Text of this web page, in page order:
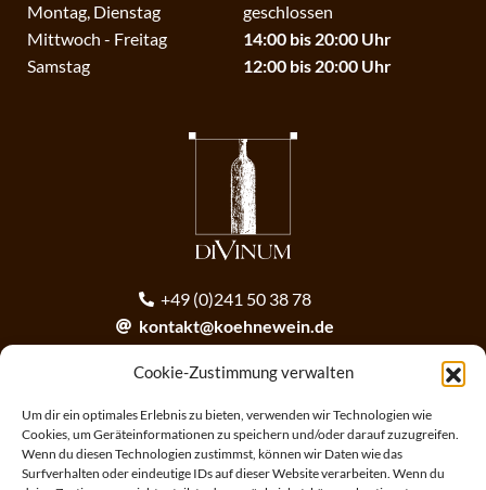
Cookie-Zustimmung verwalten
Um dir ein optimales Erlebnis zu bieten, verwenden wir Technologien wie
Cookies, um Geräteinformationen zu speichern und/oder darauf zuzugreifen.
Wenn du diesen Technologien zustimmst, können wir Daten wie das
Surfverhalten oder eindeutige IDs auf dieser Website verarbeiten. Wenn du
Montag, Dienstag
Mittwoch - Freitag
Samstag
geschlossen
14:00 bis 20:00 Uhr
12:00 bis 20:00 Uhr
+49 (0)241 50 38 78
kontakt@koehnewein.de
Anmeldung zum Newsletter
ANMELDEN